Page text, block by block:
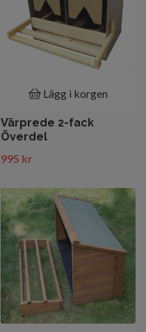
Lägg i korgen
Värprede 2-fack
Överdel
995 kr